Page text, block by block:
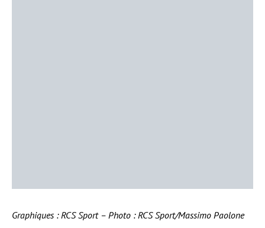
Graphiques : RCS Sport – Photo : RCS Sport/Massimo Paolone